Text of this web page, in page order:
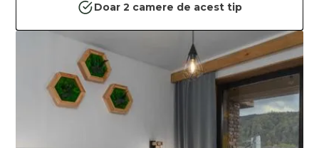
Doar 2 camere de acest tip